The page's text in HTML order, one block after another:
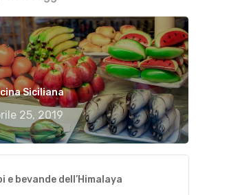
Siciliana
25, 2019
e bevande dell’Himalaya